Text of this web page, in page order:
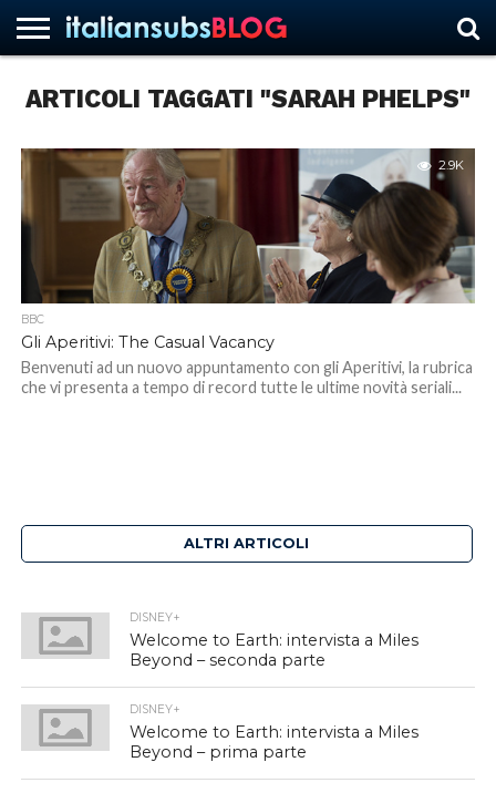
NEWS
ASCOLTI
RECENSIONI
INTERVISTE
CURIOSITÀ
CHI
SIAMO
CONTATTACI
FORUM
ITALIANSUBS
ARTICOLI TAGGATI "SARAH PHELPS"
2.9K
BBC
Gli Aperitivi: The Casual Vacancy
Benvenuti ad un nuovo appuntamento con gli Aperitivi, la rubrica
che vi presenta a tempo di record tutte le ultime novità seriali...
ALTRI ARTICOLI
DISNEY+
Welcome to Earth: intervista a Miles
Beyond – seconda parte
DISNEY+
Welcome to Earth: intervista a Miles
Beyond – prima parte